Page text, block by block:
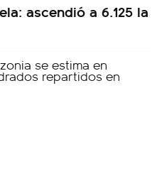
ascendió a 6.125 la